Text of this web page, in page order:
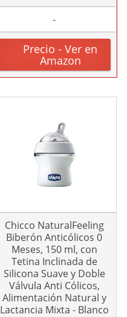
-
Precio - Ver en
Amazon
Chicco NaturalFeeling
Biberón Anticólicos 0
Meses, 150 ml, con
Tetina Inclinada de
Silicona Suave y Doble
Válvula Anti Cólicos,
Alimentación Natural y
Lactancia Mixta - Blanco